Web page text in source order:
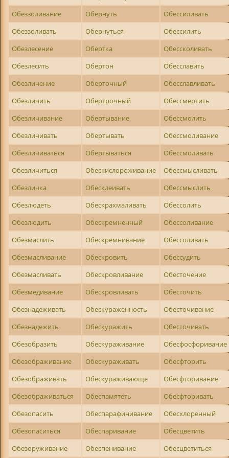
Обеззоливание
Обернуть
Обессиливать
Обеззоливать
Обернуться
Обессилить
Обезлесение
Обертка
Обессколивать
Обезлесить
Обертон
Обесславить
Обезличение
Оберточный
Обесславливать
Обезличить
Обертрочный
Обессмертить
Обезличивание
Обертывание
Обессмолить
Обезличивать
Обертывать
Обессмоливание
Обезличиваться
Обертываться
Обессмоливать
Обезличиться
Обескислороживание
Обессмысливать
Обезличка
Обесклеивать
Обессмыслить
Обезлюдеть
Обескрахмаливать
Обессолить
Обезлюдить
Обескремненный
Обессоливание
Обезмаслить
Обескремнивание
Обессоливать
Обезмасливание
Обескровить
Обессудить
Обезмасливать
Обескровливание
Обесточение
Обезмедивание
Обескровливать
Обесточить
Обезнадеживать
Обескураженность
Обесточивание
Обезнадежить
Обескуражить
Обесточивать
Обезобразить
Обескураживание
Обесфосфоривание
Обезображивание
Обескураживать
Обесфторить
Обезображивать
Обескураживающе
Обесфторивание
Обезображиваться
Обеспамятеть
Обесфторивать
Обезопасить
Обеспарафинивание
Обесхлоренный
Обезопаситься
Обеспаривание
Обесцветить
Обезоруживание
Обеспенивание Обесцветиться